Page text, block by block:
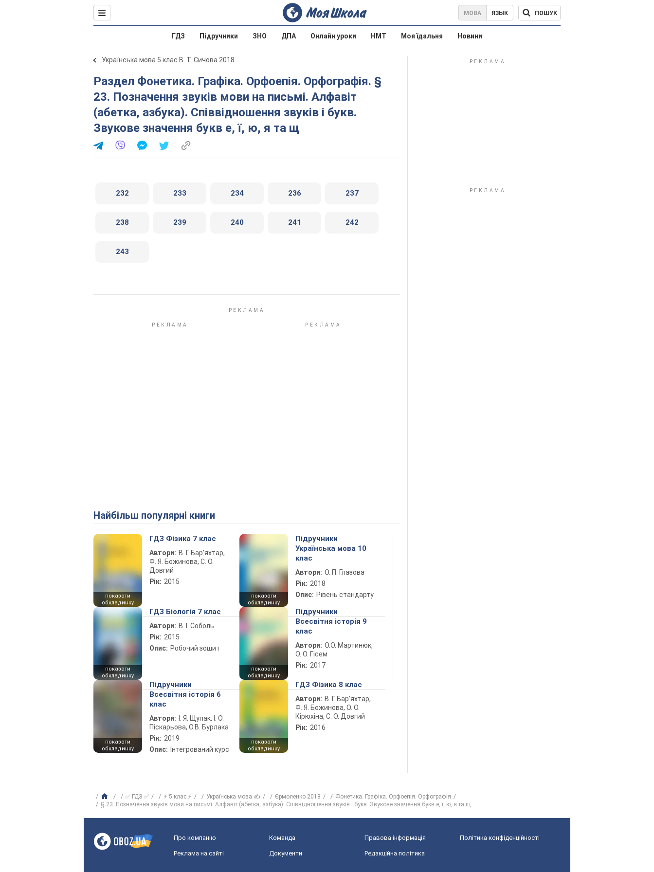
МОВА ЯЗЫК ПОШУК
ГДЗ Підручники ЗНО ДПА Онлайн уроки НМТ Моя їдальня Новини
Українська мова 5 клас В. Т. Сичова 2018
Раздел Фонетика. Графіка. Орфоепія. Орфографія. §
23. Позначення звуків мови на письмі. Алфавіт
(абетка, азбука). Співвідношення звуків і букв.
Звукове значення букв е, ї, ю, я та щ
232 233 234 236 237
238 239 240 241 242
243
Найбільш популярні книги
показати
обкладинку
ГДЗ Фізика 7 клас
Автори: В. Г. Бар’яхтар,
Ф. Я. Божинова, С. О.
Довгий
Рік: 2015
показати
обкладинку
Підручники
Українська мова 10
клас
Автори: О. П. Глазова
Рік: 2018
Опис: Рівень стандарту
показати
обкладинку
ГДЗ Біологія 7 клас
Автори: В. І. Соболь
Рік: 2015
Опис: Робочий зошит
показати
обкладинку
Підручники
Всесвітня історія 9
клас
Автори: О.О. Мартинюк,
О. О. Гісем
Рік: 2017
показати
обкладинку
Підручники
Всесвітня історія 6
клас
Автори:
І. Я. Щупак, І. О.
Піскарьова, О.В. Бурлака
Рік: 2019
Опис: Інтегрований курс
показати
обкладинку
ГДЗ Фізика 8 клас
Автори: В. Г. Бар’яхтар,
Ф. Я. Божинова, О. О.
Кірюхіна, С. О. Довгий
Рік: 2016
✅ ГДЗ ✅ ⚡ 5 клас ⚡ Українська мова ✍ Єрмоленко 2018
Фонетика. Графіка. Орфоепія. Орфографія
§ 23. Позначення звуків мови на письмі. Алфавіт (абетка, азбука). Співвідношення звуків і букв. Звукове значення букв е, ї, ю, я та щ
Про компанію Команда Правова інформація Політика конфіденційності
Реклама на сайті Документи Редакційна політика